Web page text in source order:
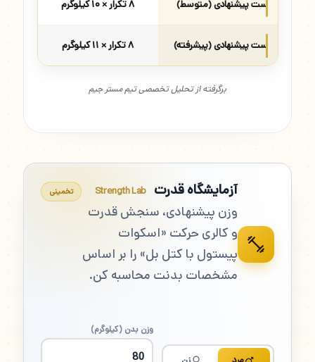
ست پیشنهادی (متوسط) ۸ تکرار × ۱۰ کیلوگرم
ست پیشنهادی (پیشرفته) ۸ تکرار × ۱۱ کیلوگرم
برگرفته از تحلیل تخصصی تیم مستر جیم
آزمایشگاه قدرت Strength Lab
وزن پیشنهادی، سنجش قدرت
و کالری حرکت «اسکوات
پیستول با کتل بل» را بر اساس
مشخصات بدنت محاسبه کن.
تخمینی
وزن بدن (کیلوگرم)